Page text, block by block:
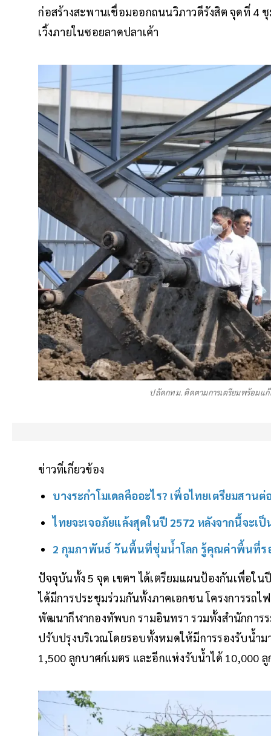
ก่อสร้างสะพานเชื่อมออกถนนวิภาวดีรังสิต จุดที่
เวิ้งภายในซอยลาดปลาเค้า
ปลัดกทม. ติดตามการเตรียมพร้อมแ
ข่าวที่เกี่ยวข้อง
บางระกำโมเดลคืออะไร? เพื่อไทยเตรียมสา
ไทยจะเจอภัยแล้งสุดในปี 2572 หลังจากนี้จะเ
2 กุมภาพันธ์ วันพื้นที่ชุ่มน้ำโลก รู้คุณค่าพื้นที่ร
ปัจจุบันทั้ง 5 จุด เขตฯ ได้เตรียมแผนป้องกันเพื่อใน
ได้มีการประชุมร่วมกันทั้งภาคเอกชน โครงการรถ
พัฒนากีฬากองทัพบก รามอินทรา รวมทั้งสำนักการ
ปรับปรุงบริเวณโดยรอบทั้งหมดให้มีการรองรับน้ำ
1,500 ลูกบาศก์เมตร และอีกแห่งรับน้ำได้ 10,000